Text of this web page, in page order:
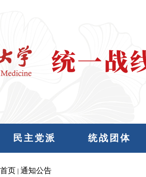
民主党派 统战团体
首页 通知公告